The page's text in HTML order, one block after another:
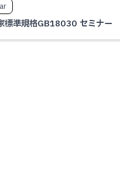
標準規格GB18030 セミナー